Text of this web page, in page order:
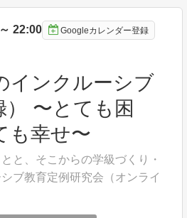
～ 22:00 Googleカレンダー登録
インクルーシブ
〜とても困
も幸せ〜
と、そこからの学級づくり・
ブ教育定例研究会（オンライ